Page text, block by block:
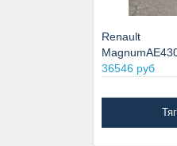
Renault
36546 руб